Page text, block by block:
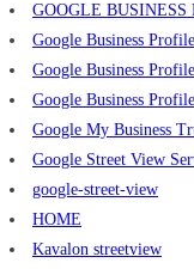
GOOGLE BUSINESS
Google Business
Google Business
Google Business
Google My Business
Google Street View
google-street-view
HOME
Kavalon streetview